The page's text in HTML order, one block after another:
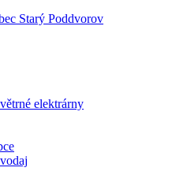
Starý Poddvorov
elektrárny